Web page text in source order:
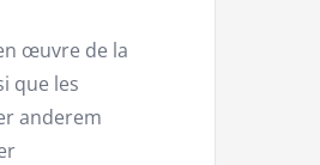
œuvre de la
que les
anderem